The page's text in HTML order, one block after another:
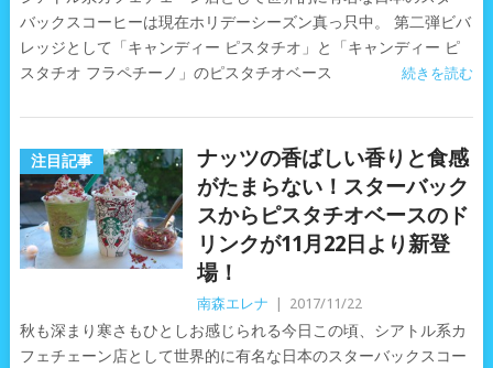
バックスコーヒーは現在ホリデーシーズン真っ只中。 第二弾ビバ
レッジとして「キャンディー ピスタチオ」と「キャンディー ピ
スタチオ フラペチーノ」のピスタチオベース
続きを読む
注目記事
ナッツの香ばしい香りと食感
がたまらない！スターバック
スからピスタチオベースのド
リンクが11月22日より新登
場！
南森エレナ 2017/11/22
秋も深まり寒さもひとしお感じられる今日この頃、シアトル系カ
フェチェーン店として世界的に有名な日本のスターバックスコー